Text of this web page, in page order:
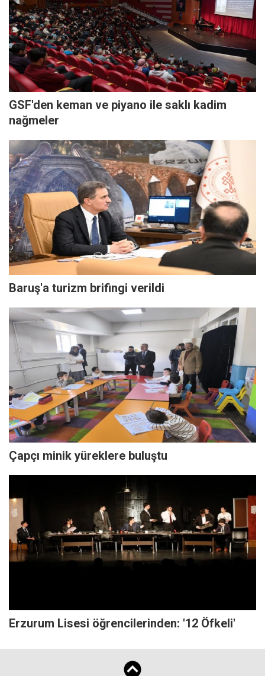
GSF'den keman ve piyano ile saklı kadim
nağmeler
Baruş'a turizm brifingi verildi
Çapçı minik yüreklere buluştu
Erzurum Lisesi öğrencilerinden: '12 Öfkeli'